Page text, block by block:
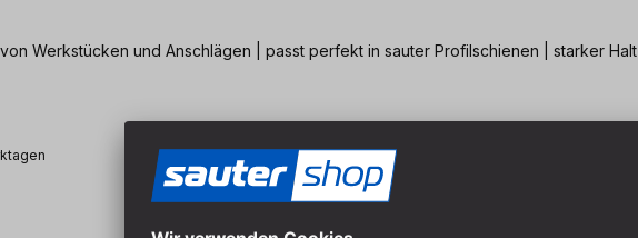
Werkstücken und Anschlägen | passt perfekt in sauter Profilschienen | starker Halt